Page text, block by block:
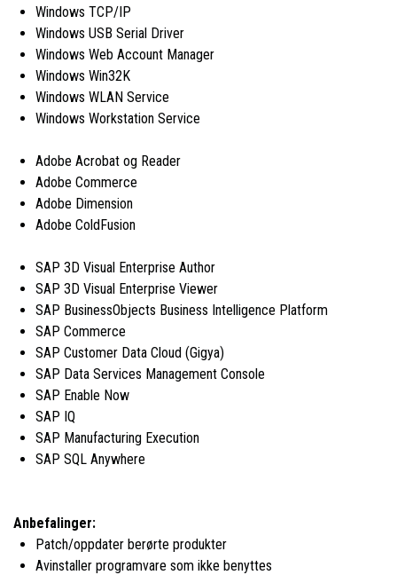
Windows TCP/IP
Windows USB Serial Driver
Windows Web Account Manager
Windows Win32K
Windows WLAN Service
Windows Workstation Service
Adobe Acrobat og Reader
Adobe Commerce
Adobe Dimension
Adobe ColdFusion
SAP 3D Visual Enterprise Author
SAP 3D Visual Enterprise Viewer
SAP BusinessObjects Business Intelligence Platform
SAP Commerce
SAP Customer Data Cloud (Gigya)
SAP Data Services Management Console
SAP Enable Now
SAP IQ
SAP Manufacturing Execution
SAP SQL Anywhere
Anbefalinger:
Patch/oppdater berørte produkter
Avinstaller programvare som ikke benyttes